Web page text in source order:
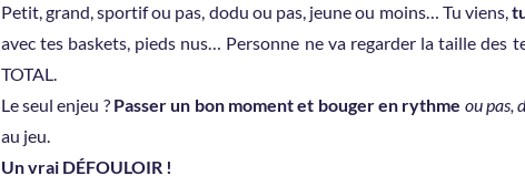
Petit, grand, sportif ou pas, dodu ou pas, jeune ou moins… Tu viens,
avec tes baskets, pieds nus… Personne ne va regarder la taille des
TOTAL.
Le seul enjeu ? Passer un bon moment et bouger en rythme ou pas,
au jeu.
Un vrai DÉFOULOIR !